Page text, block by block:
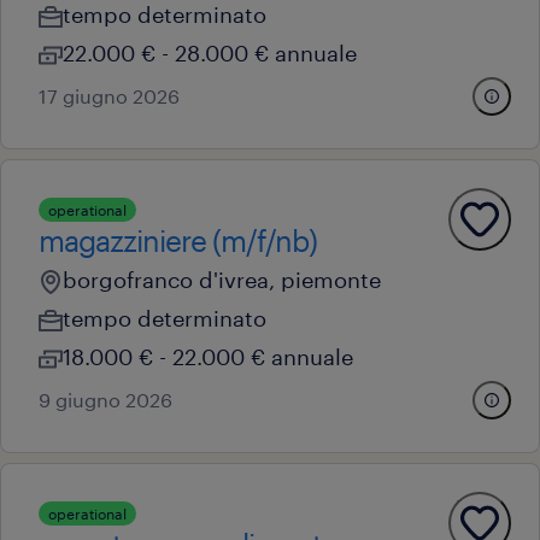
tempo determinato
22.000 € - 28.000 € annuale
17 giugno 2026
operational
magazziniere (m/f/nb)
borgofranco d'ivrea, piemonte
tempo determinato
18.000 € - 22.000 € annuale
9 giugno 2026
operational